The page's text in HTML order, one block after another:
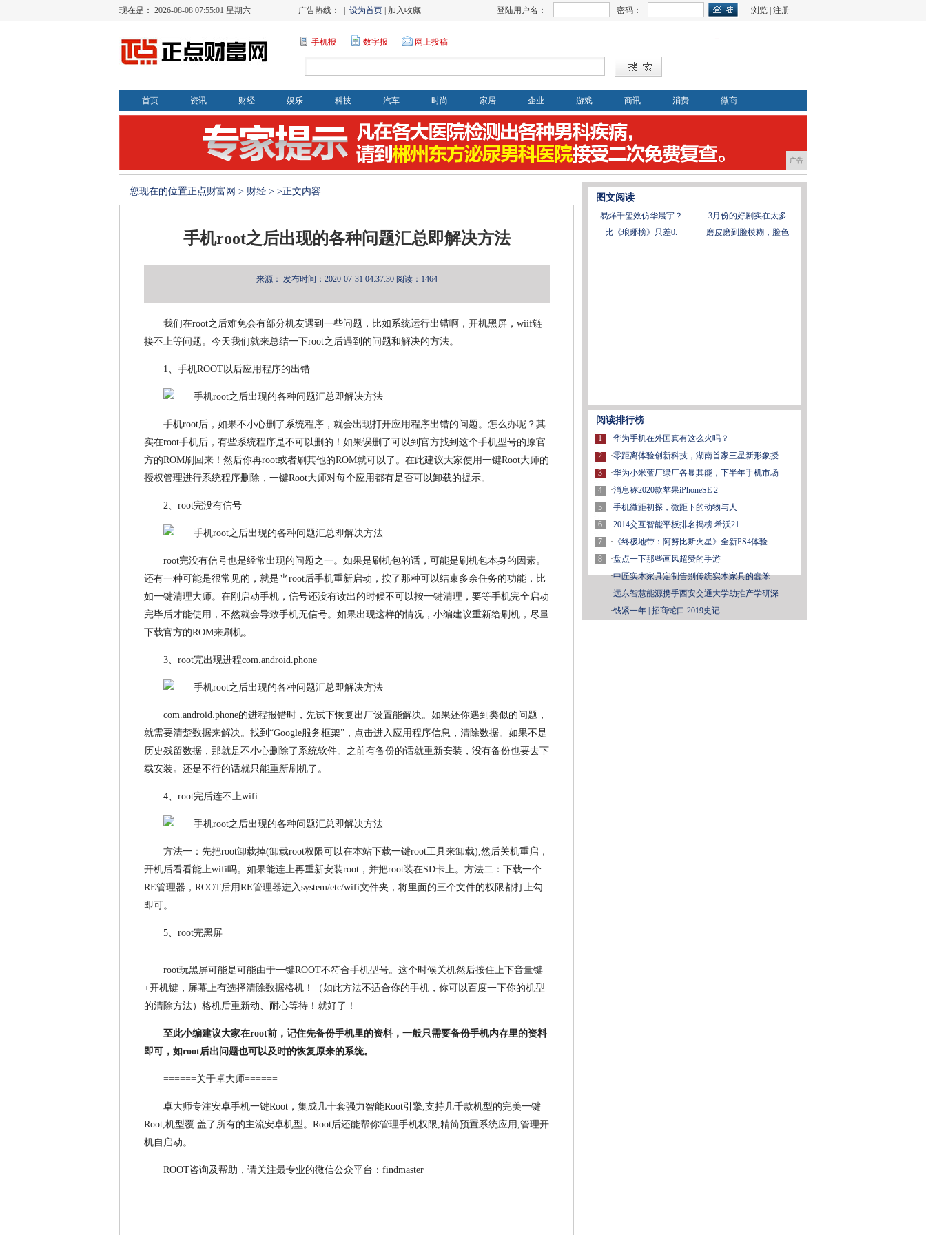
现在是： 2026-08-08 07:55:02 星期六 广告热线： | 设为首页 | 加入收藏 登陆用户名： 密码： 浏览 注册
手机报 数字报 网上投稿
首页 资讯 财经 娱乐 科技 汽车 时尚 家居 企业 游戏 商讯 消费 微商
广告
您现在的位置正点财富网 > 财经 > >正文内容
手机root之后出现的各种问题汇总即解决方法
来源： 发布时间：2020-07-31 04:37:30 阅读：1464
我们在root之后难免会有部分机友遇到一些问题，比如系统运行出错啊，开机黑屏，wiif链
接不上等问题。今天我们就来总结一下root之后遇到的问题和解决的方法。
1、手机ROOT以后应用程序的出错
手机root后，如果不小心删了系统程序，就会出现打开应用程序出错的问题。怎么办呢？其
实在root手机后，有些系统程序是不可以删的！如果误删了可以到官方找到这个手机型号的原官
方的ROM刷回来！然后你再root或者刷其他的ROM就可以了。在此建议大家使用一键Root大师的
授权管理进行系统程序删除，一键Root大师对每个应用都有是否可以卸载的提示。
2、root完没有信号
root完没有信号也是经常出现的问题之一。如果是刷机包的话，可能是刷机包本身的因素。
还有一种可能是很常见的，就是当root后手机重新启动，按了那种可以结束多余任务的功能，比
如一键清理大师。在刚启动手机，信号还没有读出的时候不可以按一键清理，要等手机完全启动
完毕后才能使用，不然就会导致手机无信号。如果出现这样的情况，小编建议重新给刷机，尽量
下载官方的ROM来刷机。
3、root完出现进程com.android.phone
com.android.phone的进程报错时，先试下恢复出厂设置能解决。如果还你遇到类似的问题，
就需要清楚数据来解决。找到“Google服务框架”，点击进入应用程序信息，清除数据。如果不是
历史残留数据，那就是不小心删除了系统软件。之前有备份的话就重新安装，没有备份也要去下
载安装。还是不行的话就只能重新刷机了。
4、root完后连不上wifi
方法一：先把root卸载掉(卸载root权限可以在本站下载一键root工具来卸载),然后关机重启，
开机后看看能上wifi吗。如果能连上再重新安装root，并把root装在SD卡上。方法二：下载一个
RE管理器，ROOT后用RE管理器进入system/etc/wifi文件夹，将里面的三个文件的权限都打上勾
即可。
5、root完黑屏
root玩黑屏可能是可能由于一键ROOT不符合手机型号。这个时候关机然后按住上下音量键
+开机键，屏幕上有选择清除数据格机！（如此方法不适合你的手机，你可以百度一下你的机型
的清除方法）格机后重新动、耐心等待！就好了！
至此小编建议大家在root前，记住先备份手机里的资料，一般只需要备份手机内存里的资料
即可，如root后出问题也可以及时的恢复原来的系统。
======关于卓大师======
卓大师专注安卓手机一键Root，集成几十套强力智能Root引擎,支持几千款机型的完美一键
Root,机型覆 盖了所有的主流安卓机型。Root后还能帮你管理手机权限,精简预置系统应用,管理开
机自启动。
ROOT咨询及帮助，请关注最专业的微信公众平台：findmaster
图文阅读
易烊千玺效仿华晨宇？
3月份的好剧实在太多
比《琅琊榜》只差0.
磨皮磨到脸模糊，脸色
阅读排行榜
1
2
3
4
5
6
7
8
·华为手机在外国真有这么火吗？
·零距离体验创新科技，湖南首家三星新形象授
·华为小米蓝厂绿厂各显其能，下半年手机市场
·消息称2020款苹果iPhoneSE 2
·手机微距初探，微距下的动物与人
·2014交互智能平板排名揭榜 希沃21.
· 《终极地带：阿努比斯火星》全新PS4体验
·盘点一下那些画风超赞的手游
·中匠实木家具定制告别传统实木家具的蠢笨
·远东智慧能源携手西安交通大学助推产学研深
·钱紧一年 | 招商蛇口 2019史记